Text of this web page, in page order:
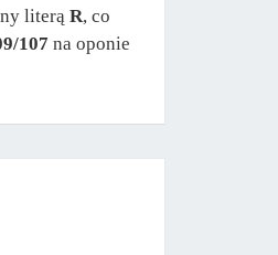
literą R, co
107 na oponie